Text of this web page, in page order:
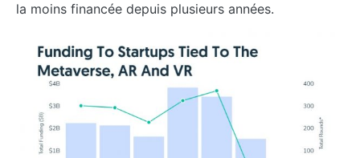
la moins financée depuis plusieurs années.